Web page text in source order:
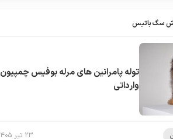
سگ باتیس
توله پامرانین های مرله بوفیس چمپیون
وارداتی
۲۳ تیر ۱۴۰۵